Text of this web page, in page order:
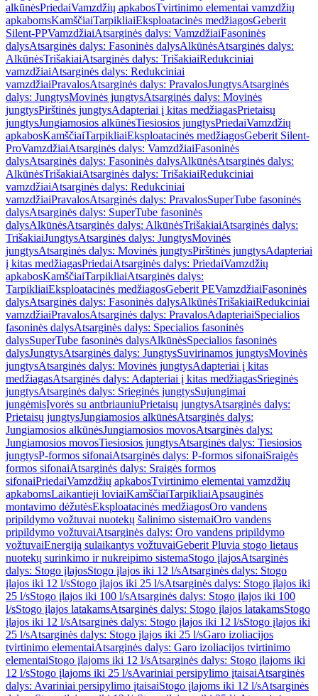
alkūnėsPriedaiVamzdžių apkabosTvirtinimo elementai vamzdžių
apkabomsKamščiaiTarpikliaiEksploatacinės medžiagosGeberit
Silent-PPVamzdžiaiAtsarginės dalys: VamzdžiaiFasoninės
dalysAtsarginės dalys: Fasoninės dalysAlkūnėsAtsarginės dalys:
AlkūnėsTrišakiaiAtsarginės dalys: TrišakiaiRedukciniai
vamzdžiaiAtsarginės dalys: Redukciniai
vamzdžiaiPravalosAtsarginės dalys: PravalosJungtysAtsarginės
dalys: JungtysMovinės jungtysAtsarginės dalys: Movinės
jungtysPirštinės jungtysAdapteriai į kitas medžiagasPrietaisų
jungtysJungiamosios alkūnėsTiesiosios jungtysPriedaiVamzdžių
apkabosKamščiaiTarpikliaiEksploatacinės medžiagosGeberit Silent-
ProVamzdžiaiAtsarginės dalys: VamzdžiaiFasoninės
dalysAtsarginės dalys: Fasoninės dalysAlkūnėsAtsarginės dalys:
AlkūnėsTrišakiaiAtsarginės dalys: TrišakiaiRedukciniai
vamzdžiaiAtsarginės dalys: Redukciniai
vamzdžiaiPravalosAtsarginės dalys: PravalosSuperTube fasoninės
dalysAtsarginės dalys: SuperTube fasoninės
dalysAlkūnėsAtsarginės dalys: AlkūnėsTrišakiaiAtsarginės dalys:
TrišakiaiJungtysAtsarginės dalys: JungtysMovinės
jungtysAtsarginės dalys: Movinės jungtysPirštinės jungtysAdapteriai
į kitas medžiagasPriedaiAtsarginės dalys: PriedaiVamzdžių
apkabosKamščiaiTarpikliaiAtsarginės dalys:
TarpikliaiEksploatacinės medžiagosGeberit PEVamzdžiaiFasoninės
dalysAtsarginės dalys: Fasoninės dalysAlkūnėsTrišakiaiRedukciniai
vamzdžiaiPravalosAtsarginės dalys: PravalosAdapteriaiSpecialios
fasoninės dalysAtsarginės dalys: Specialios fasoninės
dalysSuperTube fasoninės dalysAlkūnėsSpecialios fasoninės
dalysJungtysAtsarginės dalys: JungtysSuvirinamos jungtysMovinės
jungtysAtsarginės dalys: Movinės jungtysAdapteriai į kitas
medžiagasAtsarginės dalys: Adapteriai į kitas medžiagasSrieginės
jungtysAtsarginės dalys: Srieginės jungtysSujungimai
jungėmisĮvorės su antbriauniuPrietaisų jungtysAtsarginės dalys:
Prietaisų jungtysJungiamosios alkūnėsAtsarginės dalys:
Jungiamosios alkūnėsJungiamosios movosAtsarginės dalys:
Jungiamosios movosTiesiosios jungtysAtsarginės dalys: Tiesiosios
jungtysP-formos sifonaiAtsarginės dalys: P-formos sifonaiSraigės
formos sifonaiAtsarginės dalys: Sraigės formos
sifonaiPriedaiVamzdžių apkabosTvirtinimo elementai vamzdžių
apkabomsLaikantieji loviaiKamščiaiTarpikliaiApsauginės
montavimo dėžutėsEksploatacinės medžiagosOro vandens
pripildymo vožtuvai nuotekų šalinimo sistemaiOro vandens
pripildymo vožtuvaiAtsarginės dalys: Oro vandens pripildymo
vožtuvaiEnergiją sulaikantys vožtuvaiGeberit Pluvia stogo lietaus
nuotekų surinkimo ir nukreipimo sistemaStogo įlajosAtsarginės
dalys: Stogo įlajosStogo įlajos iki 12 l/sAtsarginės dalys: Stogo
įlajos iki 12 l/sStogo įlajos iki 25 l/sAtsarginės dalys: Stogo įlajos iki
25 l/sStogo įlajos iki 100 l/sAtsarginės dalys: Stogo įlajos iki 100
l/sStogo įlajos latakamsAtsarginės dalys: Stogo įlajos latakamsStogo
įlajos iki 12 l/sAtsarginės dalys: Stogo įlajos iki 12 l/sStogo įlajos iki
25 l/sAtsarginės dalys: Stogo įlajos iki 25 l/sGaro izoliacijos
tvirtinimo elementaiAtsarginės dalys: Garo izoliacijos tvirtinimo
elementaiStogo įlajoms iki 12 l/sAtsarginės dalys: Stogo įlajoms iki
12 l/sStogo įlajoms iki 25 l/sAvariniai persipylimo įtaisaiAtsarginės
dalys: Avariniai persipylimo įtaisaiStogo įlajoms iki 12 l/sAtsarginės